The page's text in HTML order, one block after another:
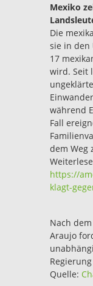
Mexiko
Die
sie in den
17
wird. Seit
während
Fall
dem Weg
https://
klagt-
Nach
Araujo
Quelle: